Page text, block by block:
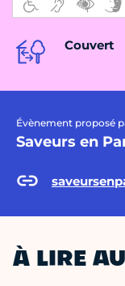
Couvert
Évènement proposé
Saveurs en
À LIRE